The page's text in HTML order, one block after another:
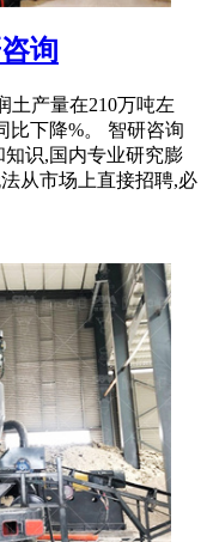
询
土产量在210万吨左
比下降%。 智研咨询
知识,国内专业研究膨
从市场上直接招聘,必